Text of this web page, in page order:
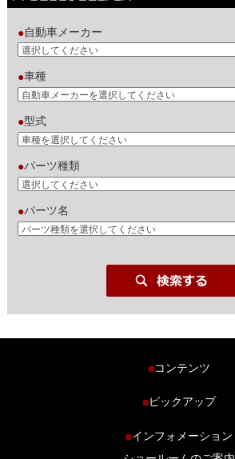
●自動車メーカー
●車種
●型式
●パーツ種類
●パーツ名
■コンテンツ
商品ラインナップ
■ピックアップ
■インフォメーション